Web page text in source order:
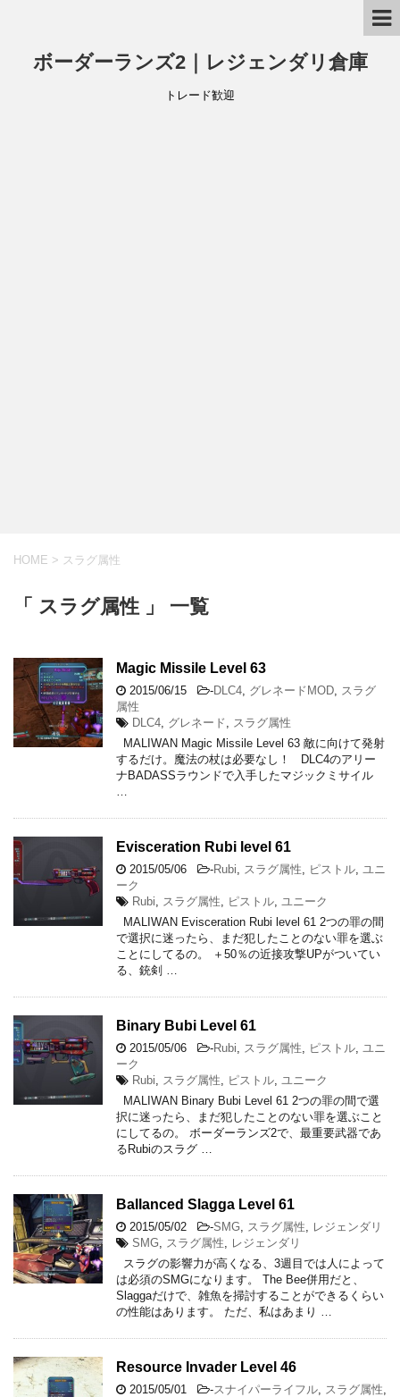
ボーダーランズ2｜レジェンダリ倉庫
トレード歓迎
HOME > スラグ属性
「 スラグ属性 」 一覧
Magic Missile Level 63
2015/06/15 -DLC4 グレネードMOD
スラグ
属性
DLC4 グレネード
スラグ属性
MALIWAN Magic Missile Level 63 敵に向けて発射
するだけ。魔法の杖は必要なし！ DLC4のアリー
ナBADASSラウンドで入手したマジックミサイル
Evisceration Rubi level 61
2015/05/06 -Rubi スラグ属性 ピストル
ユニ
ーク
Rubi
スラグ属性 ピストル
ユニーク
MALIWAN Evisceration Rubi level 61 2つの罪の間
で選択に迷ったら、まだ犯したことのない罪を選ぶ
ことにしてるの。 ＋50％の近接攻撃UPがついてい
る、銃剣 …
Binary Bubi Level 61
2015/05/06 -Rubi スラグ属性 ピストル
ユニ
ーク
Rubi
スラグ属性 ピストル
ユニーク
MALIWAN Binary Bubi Level 61 2つの罪の間で選
択に迷ったら、まだ犯したことのない罪を選ぶこと
にしてるの。 ボーダーランズ2で、最重要武器であ
るRubiのスラグ …
Ballanced Slagga Level 61
2015/05/02 -SMG スラグ属性
レジェンダリ
SMG
スラグ属性
レジェンダリ
スラグの影響力が高くなる、3週目では人によって
は必須のSMGになります。 The Bee併用だと、
Slaggaだけで、雑魚を掃討することができるくらい
の性能はあります。 ただ、私はあまり …
Resource Invader Level 46
2015/05/01 -スナイパーライフル スラグ属性